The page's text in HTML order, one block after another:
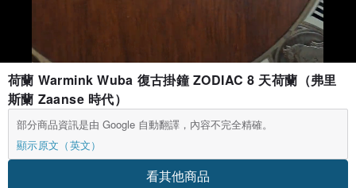
荷蘭 Warmink Wuba 復古掛鐘 ZODIAC 8 天荷蘭（弗里
斯蘭 Zaanse 時代）
部分商品資訊是由 Google 自動翻譯，內容不完全精確。
顯示原文（英文）
看其他商品